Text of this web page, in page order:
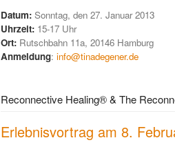
Datum: Sonntag, den 27. Januar 2013
Uhrzeit: 15-17 Uhr
Ort: Rutschbahn 11a, 20146 Hamburg
Anmeldung: info@tinadegener.de
Reconnective Healing® & The
Erlebnisvortrag am 8.